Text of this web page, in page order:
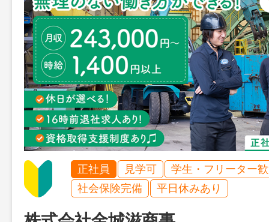
正社員 見学可
学生・フリーター
社会保険完備
平日休みあり